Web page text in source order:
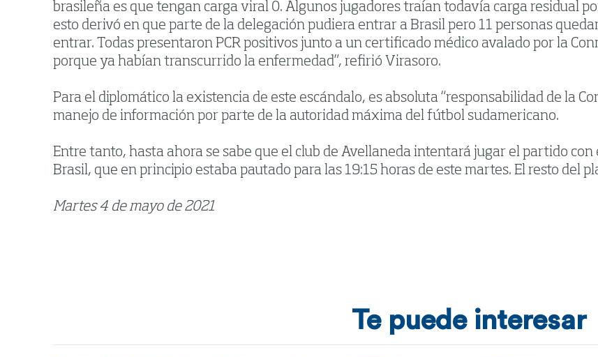
brasileña es que tengan carga viral 0. Algunos jugadores traían todavía carga residual
esto derivó en que parte de la delegación pudiera entrar a Brasil pero 11 personas
entrar. Todas presentaron PCR positivos junto a un certificado médico avalado por la
porque ya habían transcurrido la enfermedad”, refirió Virasoro.
Para el diplomático la existencia de este escándalo, es absoluta “responsabilidad de la
manejo de información por parte de la autoridad máxima del fútbol sudamericano.
Entre tanto, hasta ahora se sabe que el club de Avellaneda intentará jugar el partido
Brasil, que en principio estaba pautado para las 19:15 horas de este martes. El resto del
Martes 4 de mayo de 2021
Te puede interesar